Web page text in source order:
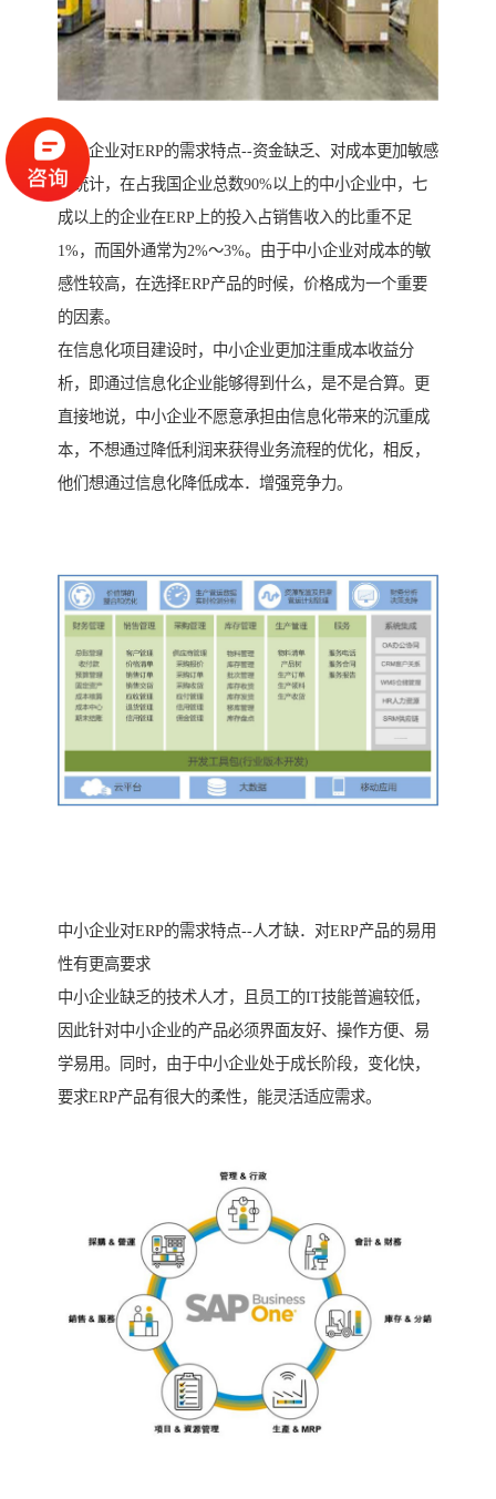
中小企业对ERP的需求特点--资金缺乏、对成本更加敏感
据统计，在占我国企业总数90%以上的中小企业中，七
成以上的企业在ERP上的投入占销售收入的比重不足
1%，而国外通常为2%～3%。由于中小企业对成本的敏
感性较高，在选择ERP产品的时候，价格成为一个重要
的因素。
在信息化项目建设时，中小企业更加注重成本收益分
析，即通过信息化企业能够得到什么，是不是合算。更
直接地说，中小企业不愿意承担由信息化带来的沉重成
本，不想通过降低利润来获得业务流程的优化，相反，
他们想通过信息化降低成本．增强竞争力。
中小企业对ERP的需求特点--人才缺．对ERP产品的易用
性有更高要求
中小企业缺乏的技术人才，且员工的IT技能普遍较低，
因此针对中小企业的产品必须界面友好、操作方便、易
学易用。同时，由于中小企业处于成长阶段，变化快，
要求ERP产品有很大的柔性，能灵活适应需求。